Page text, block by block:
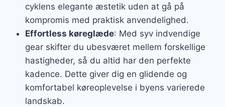
cyklens elegante æstetik uden at gå på
kompromis med praktisk anvendelighed.
Effortless køreglæde: Med syv indvendige
gear skifter du ubesværet mellem forskellige
hastigheder, så du altid har den perfekte
kadence. Dette giver dig en glidende og
komfortabel køreoplevelse i byens varierede
landskab.